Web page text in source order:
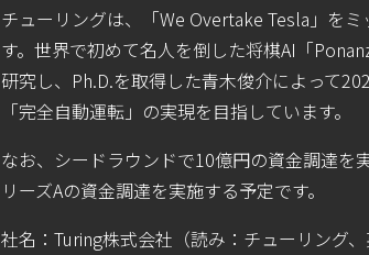
チューリングは、「We Overtake Tesla」を
す。世界で初めて名人を倒した将棋AI「
研究し、Ph.D.を取得した⻘⽊俊介によって
「完全自動運転」の実現を目指しています。
なお、シードラウンドで10億円の資金調達を
リーズAの資金調達を実施する予定です。
社名：Turing株式会社（読み：チューリング、